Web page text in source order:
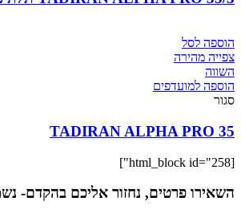
הוספה לסל
צפייה מהירה
השווה
הוספה למועדפים
סגור
35 TADIRAN ALPHA PRO
[html_block id="258"]
השאירו פרטים, נחזור אליכם בהקדם-